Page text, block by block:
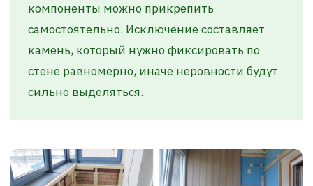
компоненты можно прикрепить
самостоятельно. Исключение составляет
камень, который нужно фиксировать по
стене равномерно, иначе неровности будут
сильно выделяться.